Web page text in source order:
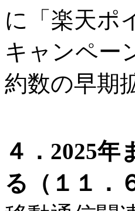
に「楽天ポ
キャンペー
約数の早期
４．2025年
る（１１